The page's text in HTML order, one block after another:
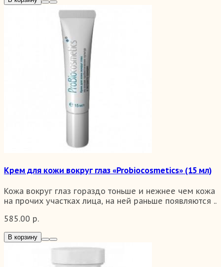
Крем для кожи вокруг глаз «Probiocosmetics» (15 мл)
Кожа вокруг глаз гораздо тоньше и нежнее чем кожа
на прочих участках лица, на ней раньше появляются ..
585.00 р.
В корзину